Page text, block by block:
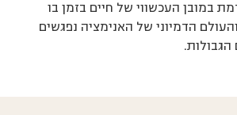
במובן העכשווי של חיים בזמן בו
הדמיוני של האנימציה נפגשים